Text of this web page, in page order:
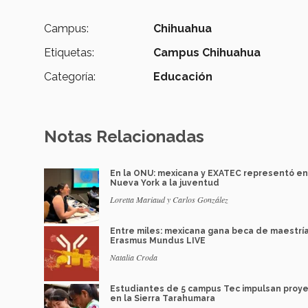
Campus:
Chihuahua
Etiquetas:
Campus Chihuahua
Categoría:
Educación
Notas Relacionadas
En la ONU: mexicana y EXATEC representó en
Nueva York a la juventud
Loretta Mariaud y Carlos González
Entre miles: mexicana gana beca de maestría
Erasmus Mundus LIVE
Natalia Croda
Estudiantes de 5 campus Tec impulsan
en la Sierra Tarahumara